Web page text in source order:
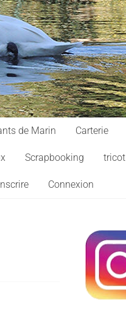
de Marin Carterie
Scrapbooking
Connexion